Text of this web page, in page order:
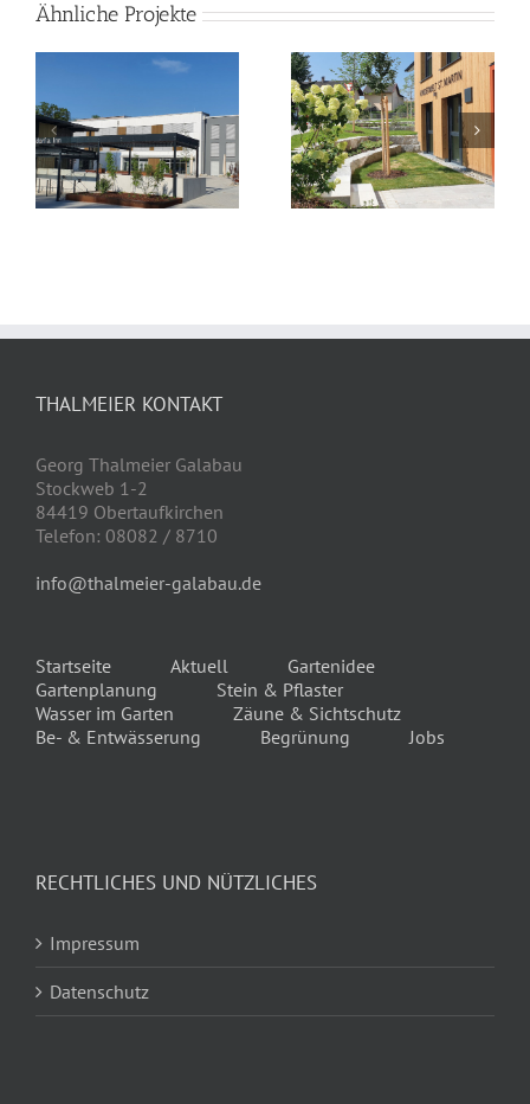
Ähnliche Projekte
Kinderwelt St. Martin
Kinderkrippe
Maitenbeth
THALMEIER KONTAKT
Georg Thalmeier Galabau
Stockweb 1-2
84419 Obertaufkirchen
Telefon: 08082 / 8710
info@thalmeier-galabau.de
Startseite Aktuell
Gartenidee
Gartenplanung
Stein & Pflaster
Wasser im Garten
Zäune & Sichtschutz
Be- & Entwässerung
Begrünung Jobs
RECHTLICHES UND NÜTZLICHES
Impressum
Datenschutz